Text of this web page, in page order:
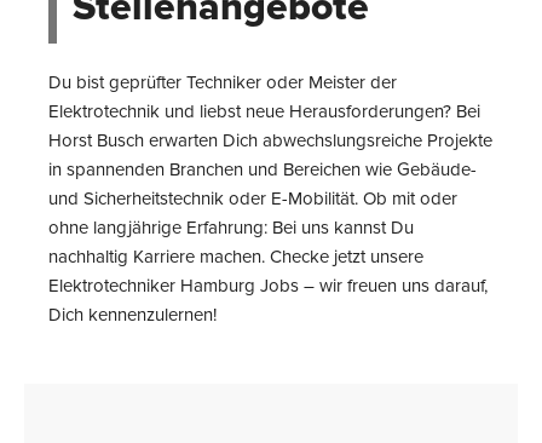
Du bist geprüfter Techniker oder Meister der
Elektrotechnik und liebst neue Herausforderungen? Bei
Horst Busch erwarten Dich abwechslungsreiche Projekte
in spannenden Branchen und Bereichen wie Gebäude-
und Sicherheitstechnik oder E-Mobilität. Ob mit oder
ohne langjährige Erfahrung: Bei uns kannst Du
nachhaltig Karriere machen. Checke jetzt unsere
Elektrotechniker Hamburg Jobs – wir freuen uns darauf,
Dich kennenzulernen!